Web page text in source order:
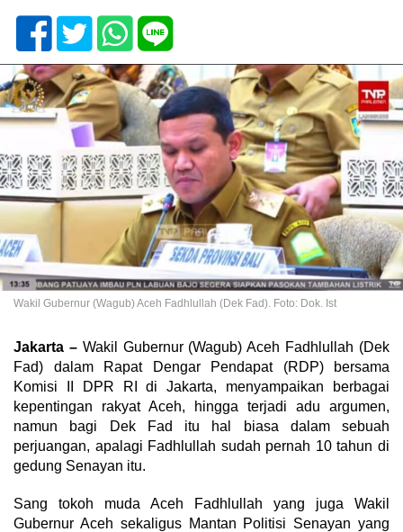
Wakil Gubernur (Wagub) Aceh Fadhlullah (Dek Fad). Foto: Dok. Ist
Jakarta –Wakil Gubernur (Wagub) Aceh Fadhlullah (Dek
Fad) dalam Rapat Dengar Pendapat (RDP) bersama
Komisi II DPR RI di Jakarta, menyampaikan berbagai
kepentingan rakyat Aceh, hingga terjadi adu argumen,
namun bagi Dek Fad itu hal biasa dalam sebuah
perjuangan, apalagi Fadhlullah sudah pernah 10 tahun di
gedung Senayan itu.
Sang tokoh muda Aceh Fadhlullah yang juga Wakil
Gubernur Aceh sekaligus Mantan Politisi Senayan yang